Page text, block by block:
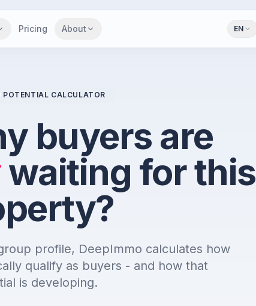
Pricing About EN
POTENTIAL CALCULATOR
buyers are
waiting for this
profile, DeepImmo calculates how
qualify as buyers - and how that
is developing.